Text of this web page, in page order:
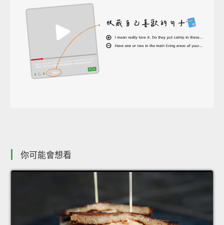
你可能會想看